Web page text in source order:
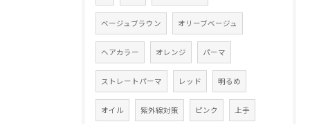
ベージュブラウン オリーブベージュ
ヘアカラー オレンジ パーマ
ストレートパーマ レッド 明るめ
オイル 紫外線対策 ピンク 上手